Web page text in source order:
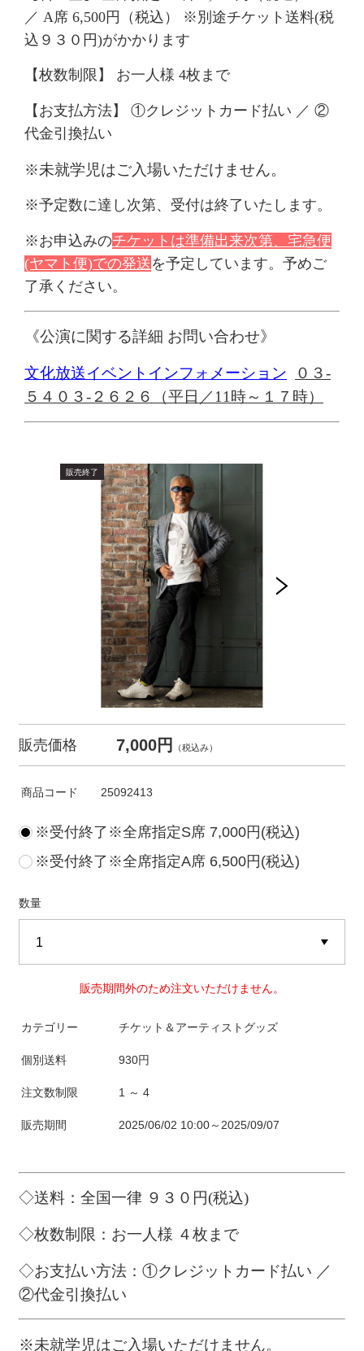
／ A席 6,500円（税込） ※別途チケット送料(税
込 ９３０ 円)がかかります
【枚数制限】 お一人様 4枚まで
【お支払方法】 ①クレジットカード払い ／ ②
代金引換払い
※未就学児はご入場いただけません。
※予定数に達し次第、受付は終了いたします。
※お申込みのチケットは準備出来次第、宅急便
(ヤマト便)での発送 を予定 しています。予めご
了承ください。
《公演に関する詳細 お問い合わせ》
文化放送イベントインフォメーション
０３-
５４０３-２６２６
（平日／11 時～ １７ 時）
販売価格 7,000円 （税込み）
商品コード 25092413
※受付終了※全席指定S席 7,000円(税込)
※受付終了※全席指定A席 6,500円(税込)
数量
販売期間外のため注文いただけません。
カテゴリー チケット＆アーティストグッズ
個別送料 930円
注文数制限 1 ～ 4
販売期間 2025/06/02 10:00～2025/09/07
◇送料：全国一律９３０ 円(税込)
◇枚数制限：お一人様 ４枚まで
◇お支払い方法： ①クレジットカード払い ／
②代金引換払い
※未就学児はご入場いただけません。